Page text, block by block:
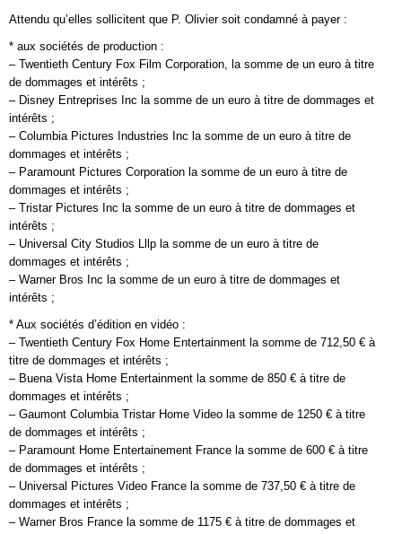
Attendu qu’elles sollicitent que P. Olivier soit condamné à payer :
* aux sociétés de production :
– Twentieth Century Fox Film Corporation, la somme de un euro à titre
de dommages et intérêts ;
– Disney Entreprises Inc la somme de un euro à titre de dommages et
intérêts ;
– Columbia Pictures Industries Inc la somme de un euro à titre de
dommages et intérêts ;
– Paramount Pictures Corporation la somme de un euro à titre de
dommages et intérêts ;
– Tristar Pictures Inc la somme de un euro à titre de dommages et
intérêts ;
– Universal City Studios Lllp la somme de un euro à titre de
dommages et intérêts ;
– Warner Bros Inc la somme de un euro à titre de dommages et
intérêts ;
* Aux sociétés d’édition en vidéo :
– Twentieth Century Fox Home Entertainment la somme de 712,50 € à
titre de dommages et intérêts ;
– Buena Vista Home Entertainment la somme de 850 € à titre de
dommages et intérêts ;
– Gaumont Columbia Tristar Home Video la somme de 1250 € à titre
de dommages et intérêts ;
– Paramount Home Entertainement France la somme de 600 € à titre
de dommages et intérêts ;
– Universal Pictures Video France la somme de 737,50 € à titre de
dommages et intérêts ;
– Warner Bros France la somme de 1175 € à titre de dommages et